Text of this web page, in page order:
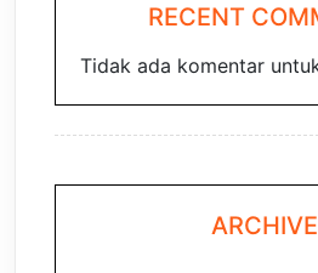
RECENT
Tidak ada komentar